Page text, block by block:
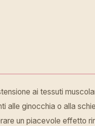
ai tessuti
alle ginocchia o alla
un piacevole effetto